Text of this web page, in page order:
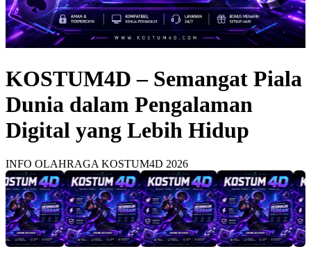
KOSTUM4D – Semangat Piala
Dunia dalam Pengalaman
Digital yang Lebih Hidup
INFO OLAHRAGA KOSTUM4D 2026